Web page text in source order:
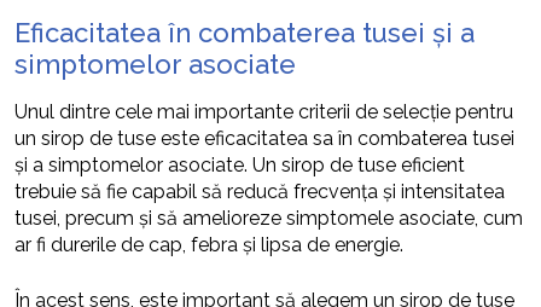
Eficacitatea în combaterea tusei și a
simptomelor asociate
Unul dintre cele mai importante criterii de selecție pentru
un sirop de tuse este eficacitatea sa în combaterea tusei
și a simptomelor asociate. Un sirop de tuse eficient
trebuie să fie capabil să reducă frecvența și intensitatea
tusei, precum și să amelioreze simptomele asociate, cum
ar fi durerile de cap, febra și lipsa de energie.
În acest sens, este important să alegem un sirop de tuse